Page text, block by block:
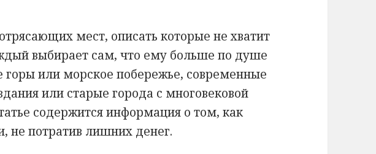
мест, описать которые не хватит
выбирает сам, что ему больше по душе
или морское побережье, современные
или старые города с многовековой
содержится информация о том, как
не потратив лишних денег.